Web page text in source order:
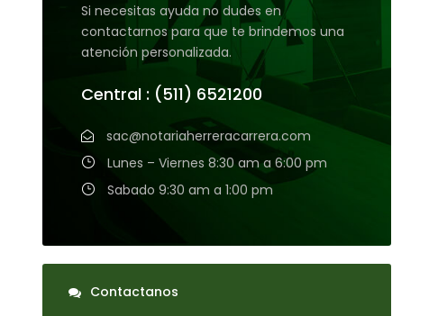
Si necesitas ayuda no dudes en
contactarnos para que te brindemos una
atención personalizada.
Central : (511) 6521200
sac@notariaherreracarrera.com
Lunes – Viernes 8:30 am a 6:00 pm
Sabado 9:30 am a 1:00 pm
Contactanos